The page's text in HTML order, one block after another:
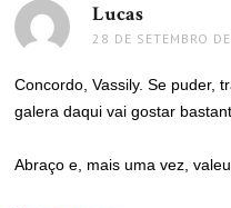
Lucas
28 DE SETEMBRO
Concordo, Vassily. Se puder,
galera daqui vai gostar
Abraço e, mais uma vez,